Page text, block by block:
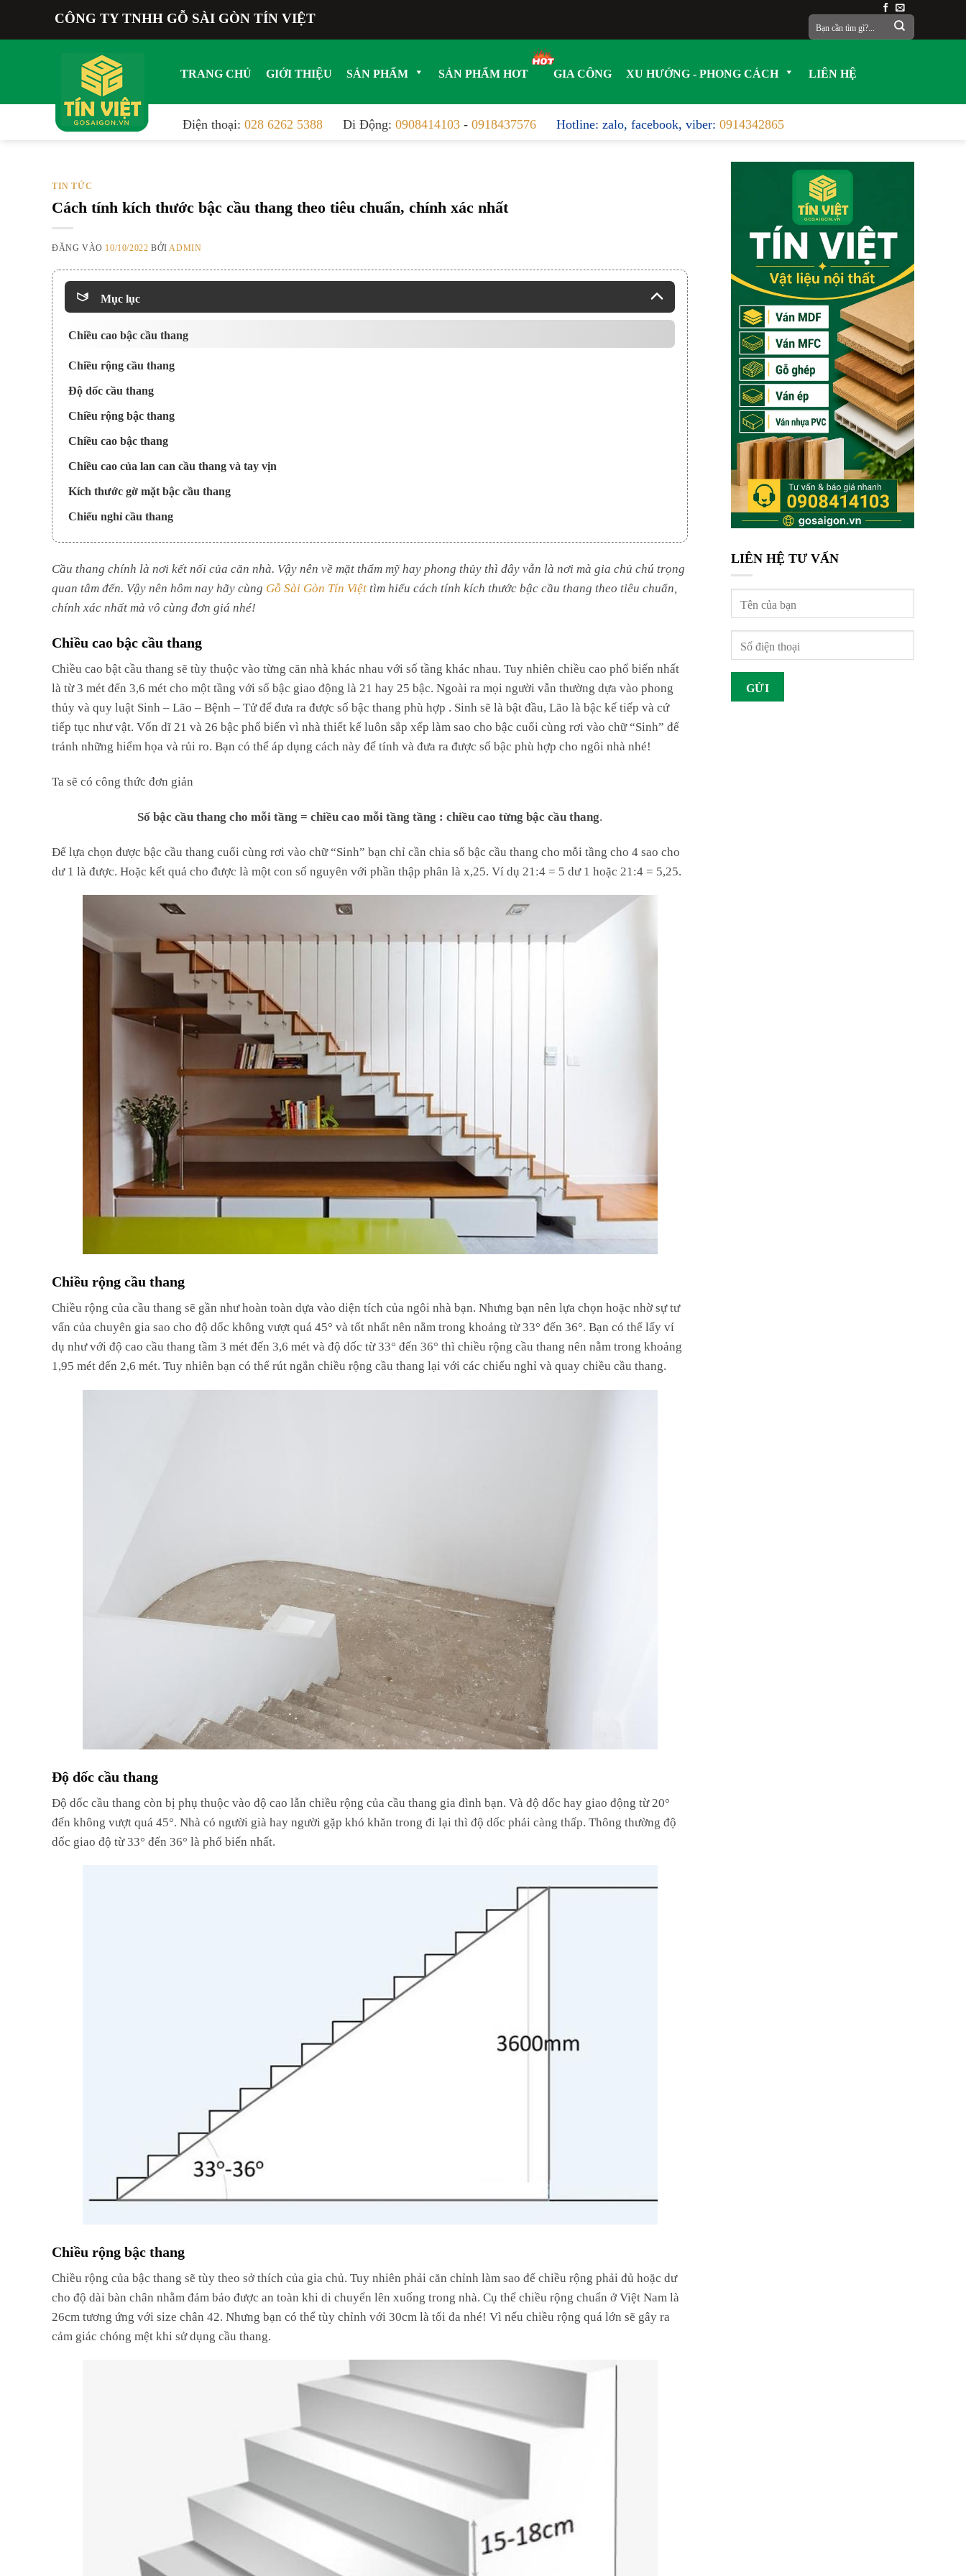
CÔNG TY TNHH GỖ SÀI GÒN TÍN VIỆT
Tìm
kiếm:
TRANG CHỦ GIỚI THIỆU SẢN PHẨM SẢN PHẨM HOT GIA CÔNG XU HƯỚNG - PHONG CÁCH LIÊN HỆ
Điện thoại: 028 6262 5388 Di Động: 0908414103- 0918437576 Hotline: zalo, facebook, viber: 0914342865
TIN TỨC
Cách tính kích thước bậc cầu thang theo tiêu chuẩn, chính xác nhất
ĐĂNG VÀO 10/10/2022 BỞI ADMIN
Mục lục
Chiều cao bậc cầu thang
Chiều rộng cầu thang
Độ dốc cầu thang
Chiều rộng bậc thang
Chiều cao bậc thang
Chiều cao của lan can cầu thang và tay vịn
Kích thước gờ mặt bậc cầu thang
Chiếu nghỉ cầu thang
Cầu thang chính là nơi kết nối của căn nhà. Vậy nên về mặt thẩm mỹ hay phong thủy thì đây vẫn là nơi mà gia chủ chú trọng
quan tâm đến. Vậy nên hôm nay hãy cùng Gỗ Sài Gòn Tín Việt tìm hiểu cách tính kích thước bậc cầu thang theo tiêu chuẩn,
chính xác nhất mà vô cùng đơn giá nhé!
Chiều cao bậc cầu thang
Chiều cao bật cầu thang sẽ tùy thuộc vào từng căn nhà khác nhau với số tầng khác nhau. Tuy nhiên chiều cao phổ biến nhất
là từ 3 mét đến 3,6 mét cho một tầng với số bậc giao động là 21 hay 25 bậc. Ngoài ra mọi người vẫn thường dựa vào phong
thủy và quy luật Sinh – Lão – Bệnh – Tử để đưa ra được số bậc thang phù hợp . Sinh sẽ là bật đầu, Lão là bậc kế tiếp và cứ
tiếp tục như vật. Vốn dĩ 21 và 26 bậc phổ biến vì nhà thiết kế luôn sắp xếp làm sao cho bậc cuối cùng rơi vào chữ “Sinh” để
tránh những hiểm họa và rủi ro. Bạn có thể áp dụng cách này để tính và đưa ra được số bậc phù hợp cho ngôi nhà nhé!
Ta sẽ có công thức đơn giản
Số bậc cầu thang cho mỗi tầng = chiều cao mỗi tầng tầng : chiều cao từng bậc cầu thang
Để lựa chọn được bậc cầu thang cuối cùng rơi vào chữ “Sinh” bạn chỉ cần chia số bậc cầu thang cho mỗi tầng cho 4 sao cho
dư 1 là được. Hoặc kết quả cho được là một con số nguyên với phần thập phân là x,25. Ví dụ 21:4 = 5 dư 1 hoặc 21:4 = 5,25.
Chiều rộng cầu thang
Chiều rộng của cầu thang sẽ gần như hoàn toàn dựa vào diện tích của ngôi nhà bạn. Nhưng bạn nên lựa chọn hoặc nhờ sự tư
vấn của chuyên gia sao cho độ dốc không vượt quá 45° và tốt nhất nên nằm trong khoảng từ 33° đến 36°. Bạn có thể lấy ví
dụ như với độ cao cầu thang tầm 3 mét đến 3,6 mét và độ dốc từ 33° đến 36° thì chiều rộng cầu thang nên nằm trong khoảng
1,95 mét đến 2,6 mét. Tuy nhiên bạn có thể rút ngắn chiều rộng cầu thang lại với các chiếu nghỉ và quay chiều cầu thang.
Độ dốc cầu thang
Độ dốc cầu thang còn bị phụ thuộc vào độ cao lẫn chiều rộng của cầu thang gia đình bạn. Và độ dốc hay giao động từ 20°
đến không vượt quá 45°. Nhà có người già hay người gặp khó khăn trong đi lại thì độ dốc phải càng thấp. Thông thường độ
dốc giao độ từ 33° đến 36° là phổ biến nhất.
Chiều rộng bậc thang
Chiều rộng của bậc thang sẽ tùy theo sở thích của gia chủ. Tuy nhiên phải căn chỉnh làm sao để chiều rộng phải đủ hoặc dư
cho độ dài bàn chân nhằm đảm bảo được an toàn khi di chuyển lên xuống trong nhà. Cụ thể chiều rộng chuẩn ở Việt Nam là
26cm tương ứng với size chân 42. Nhưng bạn có thể tùy chỉnh với 30cm là tối đa nhé! Vì nếu chiều rộng quá lớn sẽ gây ra
cảm giác chóng mệt khi sử dụng cầu thang.
LIÊN HỆ TƯ VẤN